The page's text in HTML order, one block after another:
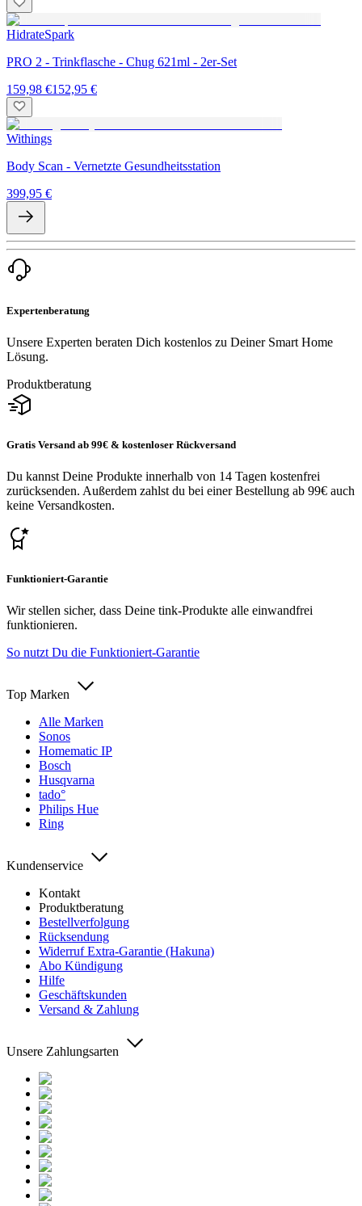
HidrateSpark
PRO 2 - Trinkflasche - Chug 621ml - 2er-Set
159,98 €152,95 €
Withings
Body Scan - Vernetzte Gesundheitsstation
399,95 €
Expertenberatung
Unsere Experten beraten Dich kostenlos zu Deiner Smart Home
Lösung.
Produktberatung
Gratis Versand ab 99€ & kostenloser Rückversand
Du kannst Deine Produkte innerhalb von 14 Tagen kostenfrei
zurücksenden. Außerdem zahlst du bei einer Bestellung ab 99€ auch
keine Versandkosten.
Funktioniert-Garantie
Wir stellen sicher, dass Deine tink-Produkte alle einwandfrei
funktionieren.
So nutzt Du die Funktioniert-Garantie
Top Marken
Alle Marken
Sonos
Homematic IP
Bosch
Husqvarna
tado°
Philips Hue
Ring
Kundenservice
Kontakt
Produktberatung
Bestellverfolgung
Rücksendung
Widerruf Extra-Garantie (Hakuna)
Abo Kündigung
Hilfe
Geschäftskunden
Versand & Zahlung
Unsere Zahlungsarten